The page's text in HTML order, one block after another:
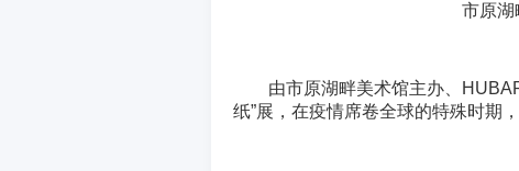
市原湖
由市原湖畔美术馆主办、
纸”展，在疫情席卷全球的特殊时期